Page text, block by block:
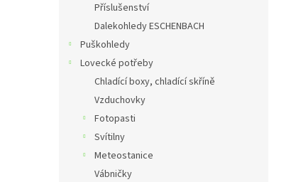
Příslušenství
Dalekohledy ESCHENBACH
Puškohledy
Lovecké potřeby
Chladící boxy, chladící skříně
Vzduchovky
Fotopasti
Svítilny
Meteostanice
Vábničky